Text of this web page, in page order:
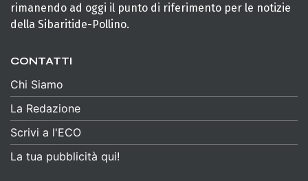
rimanendo ad oggi il punto di riferimento per le notizie
della Sibaritide-Pollino.
CONTATTI
Chi Siamo
La Redazione
Scrivi a l'ECO
La tua pubblicità qui!